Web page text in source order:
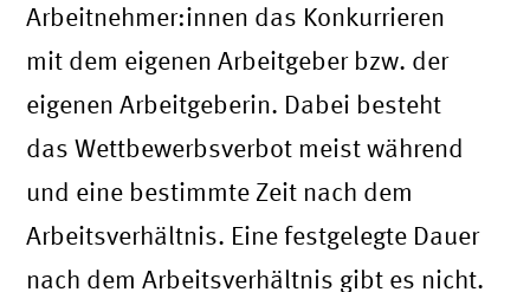
Arbeitnehmer:innen das Konkurrieren
mit dem eigenen Arbeitgeber bzw. der
eigenen Arbeitgeberin. Dabei besteht
das Wettbewerbsverbot meist während
und eine bestimmte Zeit nach dem
Arbeitsverhältnis. Eine festgelegte Dauer
nach dem Arbeitsverhältnis gibt es nicht.